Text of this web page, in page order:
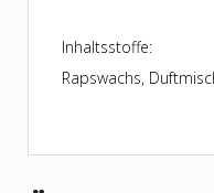
Inhaltsstoffe:
Rapswachs,